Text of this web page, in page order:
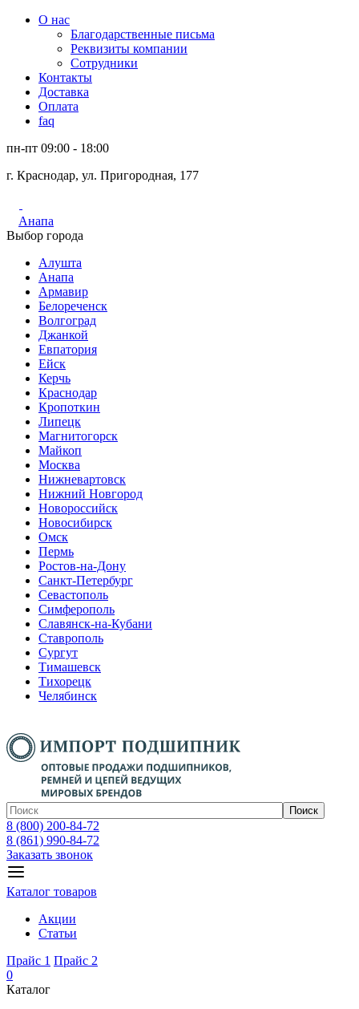
О нас
Благодарственные письма
Реквизиты компании
Сотрудники
Контакты
Доставка
Оплата
faq
пн-пт 09:00 - 18:00
г. Краснодар, ул. Пригородная, 177
Анапа
Выбор города
Алушта
Анапа
Армавир
Белореченск
Волгоград
Джанкой
Евпатория
Ейск
Керчь
Краснодар
Кропоткин
Липецк
Магнитогорск
Майкоп
Москва
Нижневартовск
Нижний Новгород
Новороссийск
Новосибирск
Омск
Пермь
Ростов-на-Дону
Санкт-Петербург
Севастополь
Симферополь
Славянск-на-Кубани
Ставрополь
Сургут
Тимашевск
Тихорецк
Челябинск
Поиск
8 (800) 200-84-72
8 (861) 990-84-72
Заказать звонок
Каталог товаров
Акции
Статьи
Прайс 1 Прайс 2
0
Каталог